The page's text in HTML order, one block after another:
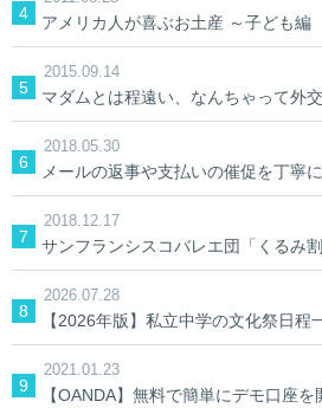
アメリカ人が喜ぶお土産 ～子ども編
2015.09.14
マダムとは程遠い、なんちゃって外
2018.05.30
2018.12.17
サンフランシスコバレエ団「くるみ
2026.07.28
2021.01.23